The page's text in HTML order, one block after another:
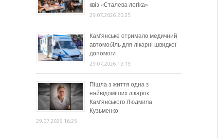
квіз «Сталева логіка»
29.07.2026 20:25
Кам’янське отримало медичний
автомобіль для лікарні швидкої
допомоги
29.07.2026 19:19
Пішла з життя одна з
найвідоміших лікарок
Кам’янського Людмила
Кузьменко
29.07.2026 16:25